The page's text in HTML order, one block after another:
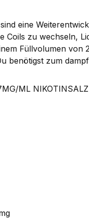
eine
Coils zu wechseln,
Füllvolumen
benötigst zum
ML NIKOTINSALZ